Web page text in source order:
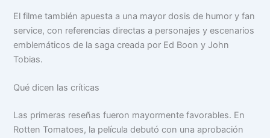
El filme también apuesta a una mayor dosis de humor y fan
service, con referencias directas a personajes y escenarios
emblemáticos de la saga creada por Ed Boon y John
Tobias.
Qué dicen las críticas
Las primeras reseñas fueron mayormente favorables. En
Rotten Tomatoes, la película debutó con una aprobación